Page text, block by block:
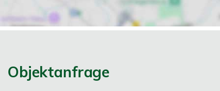
Objektanfrage